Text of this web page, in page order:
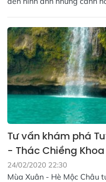
Tư vấn khám phá
- Thác Chiềng
24/02/2020 22:30
Mùa Xuân - Hè Mộc Châu